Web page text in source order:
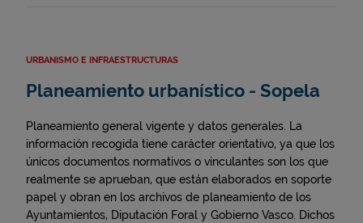
URBANISMO E INFRAESTRUCTURAS
Planeamiento urbanístico - Sopela
Planeamiento general vigente y datos generales. La
información recogida tiene carácter orientativo, ya que los
únicos documentos normativos o vinculantes son los que
realmente se aprueban, que están elaborados en soporte
papel y obran en los archivos de planeamiento de los
Ayuntamientos, Diputación Foral y Gobierno Vasco. Dichos